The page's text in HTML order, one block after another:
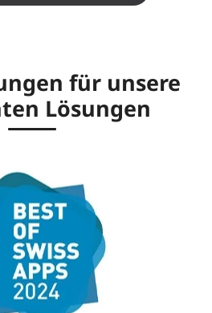
für unsere
Lösungen